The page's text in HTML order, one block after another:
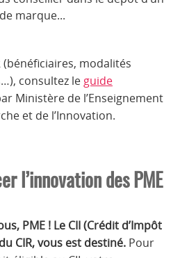
marque...
modalités
consultez le guide
Ministère de l’Enseignement
et de l’Innovation.
l’innovation des PME
PME ! Le CII (Crédit d’Impôt
CIR, vous est destiné. Pour